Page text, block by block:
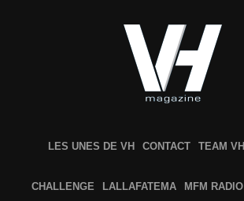
LES UNES DE VH CONTACT TEAM VH
CHALLENGE LALLAFATEMA MFM RADIO